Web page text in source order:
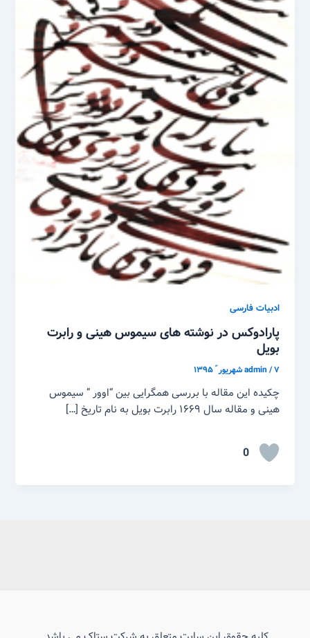
ادبیات فارسی
پارادوکس در نوشته های سیموس هینی و رابرت
بویل
admin/۷ شهریور ّ ۱۳۹۵
چکیده این مقاله با بررسی همگرایی بین “اوور ” سیموس
هینی و مقاله سال ۱۶۶۹ رابرت بویل به نام تاریخ […]
0